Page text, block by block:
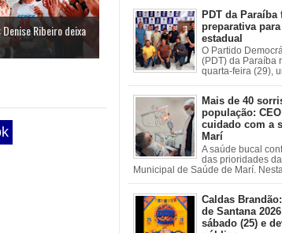
Denise Ribeiro deixa
PDT da Paraíba
preparativa
estadual
O Partido
(PDT) da Paraíba
quarta-feira (29),
Mais de 40
população:
cuidado com a
Marí
A saúde bucal
das prioridades
Municipal de Saúde de Marí. Nesta
Caldas
de Santana
sábado (25) e